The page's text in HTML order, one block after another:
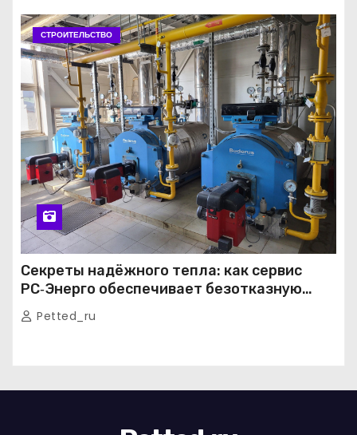
СТРОИТЕЛЬСТВО
Секреты надёжного тепла: как сервис
РС‑Энерго обеспечивает безотказную
работу котельных в Москве и Подмосковье
Petted_ru